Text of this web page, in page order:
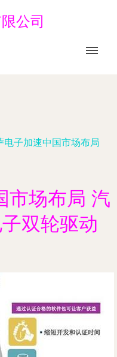
公司
电子加速中国市场布局
市场布局 汽
双轮驱动